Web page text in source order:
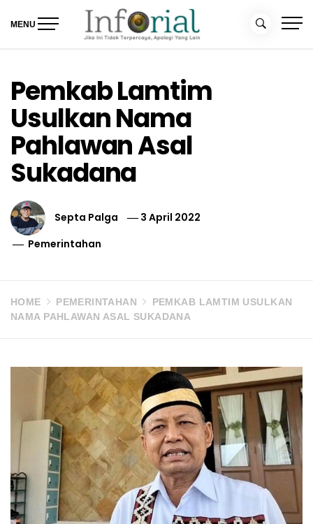
MENU
Pemkab Lamtim
Usulkan Nama
Pahlawan Asal
Sukadana
Septa Palga
3 April 2022
Pemerintahan
HOME PEMERINTAHAN
PEMKAB LAMTIM USULKAN
NAMA PAHLAWAN ASAL SUKADANA